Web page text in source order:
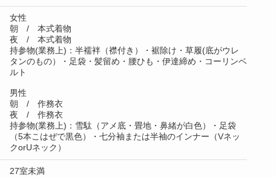
女性
朝 / 本式着物
夜 / 本式着物
持参物(業務上)：半襦袢（襟付き）・裾除け・草履(底がウレ
タンのもの）・足袋・髪留め・腰ひも・伊達締め・コーリンベ
ルト
男性
朝 / 作務衣
夜 / 作務衣
持参物(業務上)：雪駄（アメ底・畳地・鼻緒が白色）・足袋
（5本こはぜで黒色）・七分袖または半袖のインナー（Vネッ
クorUネック）
27室未満